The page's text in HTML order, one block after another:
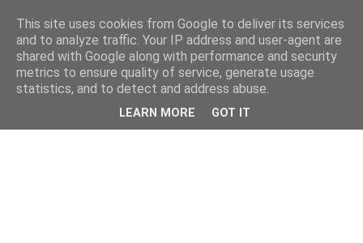
This site uses cookies from Google to deliver its services
and to analyze traffic. Your IP address and user-agent are
shared with Google along with performance and security
metrics to ensure quality of service, generate usage
statistics, and to detect and address abuse.
LEARN MORE GOT IT